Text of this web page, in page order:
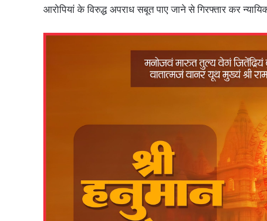
आरोपियां के विरुद्ध अपराध सबूत पाए जाने से गिरफ्तार कर